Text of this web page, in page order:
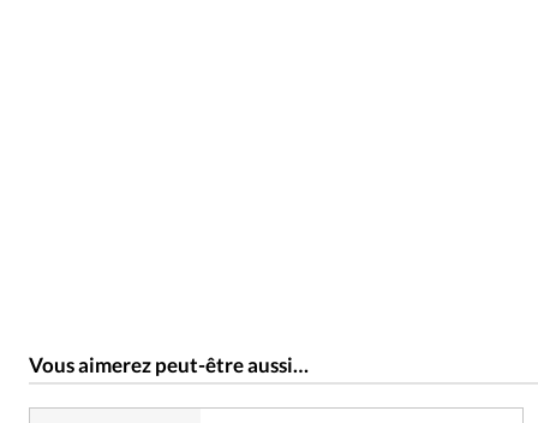
Vous aimerez peut-être aussi…